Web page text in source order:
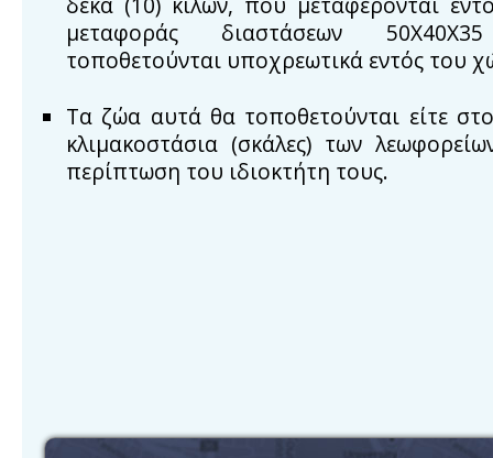
μεταφοράς διαστάσεων
τοποθετούνται υποχρεωτικά εντός του
Τα ζώα αυτά θα τοποθετούνται είτε
κλιμακοστάσια (σκάλες) των
περίπτωση του ιδιοκτήτη τους.